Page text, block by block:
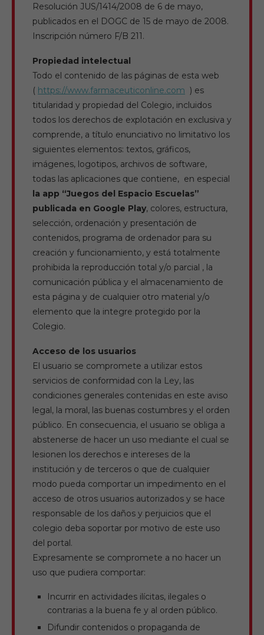
Resolución JUS/1414/2008 de 6 de mayo,
publicados en el DOGC de 15 de mayo de 2008.
Inscripción número F/B 211.
Propiedad intelectual
Todo el contenido de las páginas de esta web
( https://www.farmaceuticonline.com ) es
titularidad y propiedad del Colegio, incluidos
todos los derechos de explotación en exclusiva y
comprende, a título enunciativo no limitativo los
siguientes elementos: textos, gráficos,
imágenes, logotipos, archivos de software,
todas las aplicaciones que contiene, en especial
la app “Juegos del Espacio Escuelas”
publicada en Google Play, colores, estructura,
selección, ordenación y presentación de
contenidos, programa de ordenador para su
creación y funcionamiento, y está totalmente
prohibida la reproducción total y/o parcial , la
comunicación pública y el almacenamiento de
esta página y de cualquier otro material y/o
elemento que la integre protegido por la
Colegio.
Acceso de los usuarios
El usuario se compromete a utilizar estos
servicios de conformidad con la Ley, las
condiciones generales contenidas en este aviso
legal, la moral, las buenas costumbres y el orden
público. En consecuencia, el usuario se obliga a
abstenerse de hacer un uso mediante el cual se
lesionen los derechos e intereses de la
institución y de terceros o que de cualquier
modo pueda comportar un impedimento en el
acceso de otros usuarios autorizados y se hace
responsable de los daños y perjuicios que el
colegio deba soportar por motivo de este uso
del portal.
Expresamente se compromete a no hacer un
uso que pudiera comportar:
Incurrir en actividades ilícitas, ilegales o
contrarias a la buena fe y al orden público.
Difundir contenidos o propaganda de